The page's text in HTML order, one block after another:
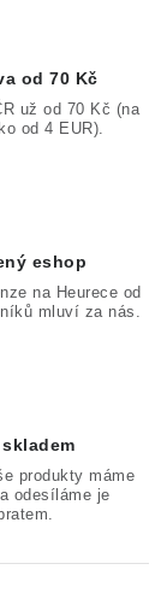
od 70 Kč
už od 70 Kč (na
od 4 EUR).
eshop
na Heurece od
mluví za nás.
produkty máme
odesíláme je